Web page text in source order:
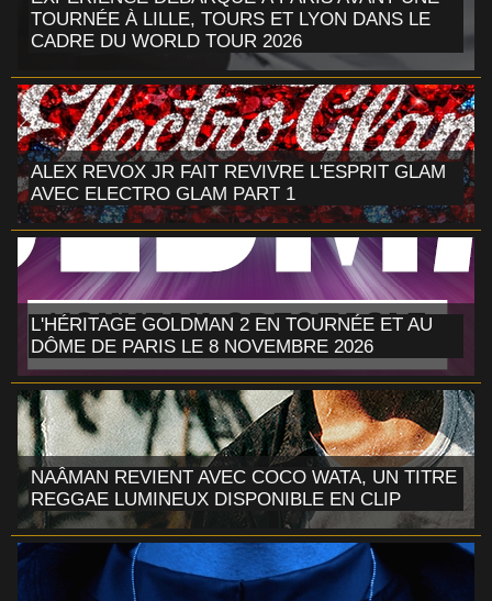
TOURNÉE À LILLE, TOURS ET LYON DANS LE
CADRE DU WORLD TOUR 2026
ALEX REVOX JR FAIT REVIVRE L'ESPRIT GLAM
AVEC ELECTRO GLAM PART 1
L'HÉRITAGE GOLDMAN 2 EN TOURNÉE ET AU
DÔME DE PARIS LE 8 NOVEMBRE 2026
NAÂMAN REVIENT AVEC COCO WATA, UN TITRE
REGGAE LUMINEUX DISPONIBLE EN CLIP